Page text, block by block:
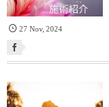
27 Nov,2024